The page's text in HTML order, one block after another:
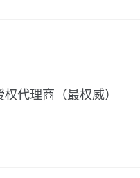
代理商（最权威）